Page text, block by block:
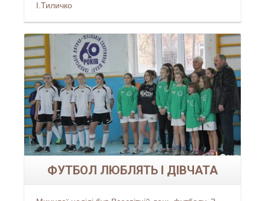
І.Тиличко
Читати більше...
ФУТБОЛ ЛЮБЛЯТЬ І ДІВЧАТА